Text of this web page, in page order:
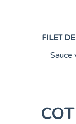
FILET
Sauce